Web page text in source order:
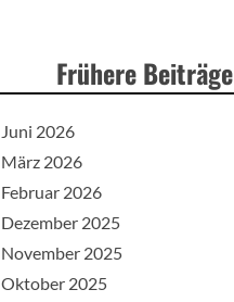
Frühere Beiträge
Juni 2026
März 2026
Februar 2026
Dezember 2025
November 2025
Oktober 2025